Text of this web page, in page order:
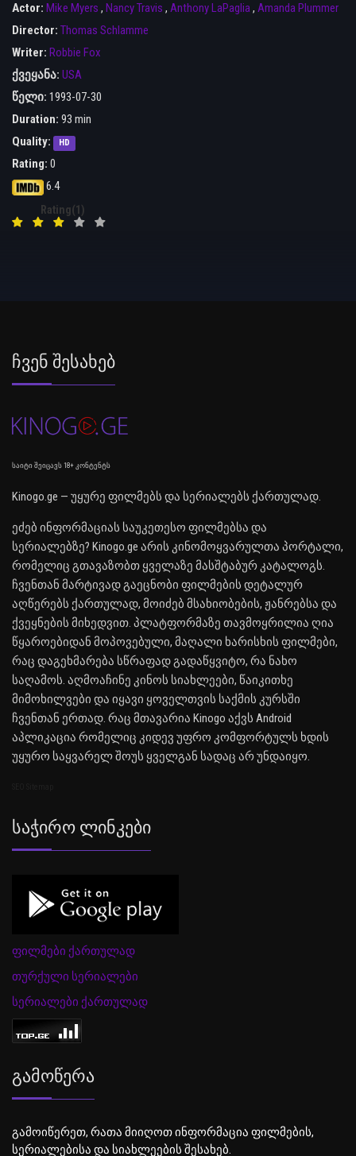
Actor: Mike Myers , Nancy Travis , Anthony LaPaglia, Amanda Plummer
Director: Thomas Schlamme
Writer: Robbie Fox
ქვეყანა: USA
წელი: 1993-07-30
Duration: 93 min
Quality:
HD
Rating: 0
6.4
Rating(1)
Ჩვენ Შესახებ
საიტი შეიცავს 18+ კონტენტს
Kinogo.ge — უყურე ფილმებს და სერიალებს ქართულად.
ეძებ ინფორმაციას საუკეთესო ფილმებსა და
სერიალებზე? Kinogo.ge არის კინომოყვარულთა პორტალი,
რომელიც გთავაზობთ ყველაზე მასშტაბურ კატალოგს.
ჩვენთან მარტივად გაეცნობი ფილმების დეტალურ
აღწერებს ქართულად, მოიძებ მსახიობების, ჟანრებსა და
ქვეყნების მიხედვით. პლატფორმაზე თავმოყრილია ღია
წყაროებიდან მოპოვებული, მაღალი ხარისხის ფილმები,
რაც დაგეხმარება სწრაფად გადაწყვიტო, რა ნახო
საღამოს. აღმოაჩინე კინოს სიახლეები, წაიკითხე
მიმოხილვები და იყავი ყოველთვის საქმის კურსში
ჩვენთან ერთად. რაც მთავარია Kinogo აქვს Android
აპლიკაცია რომელიც კიდევ უფრო კომფორტულს ხდის
უყურო საყვარელ შოუს ყველგან სადაც არ უნდაიყო.
Საჭირო Ლინკები
ფილმები ქართულად
თურქული სერიალები
სერიალები ქართულად
Გამოწერა
გამოიწერეთ, რათა მიიღოთ ინფორმაცია ფილმების,
სერიალებისა და სიახლეების შესახებ.